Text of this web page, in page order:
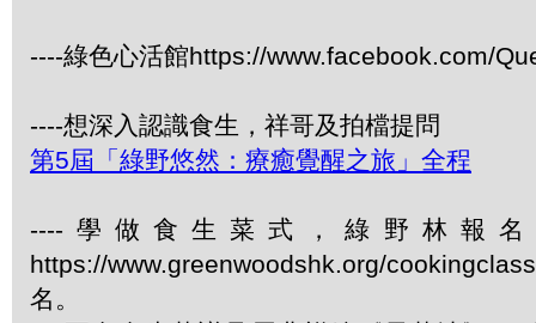
----綠色心活館https://www.facebook.com/
----想深入認識食生，祥哥及拍檔提問
第5屆「綠野悠然：療癒覺醒之旅」全程
----學做食生菜式，綠野林報
https://www.greenwoodshk.org/
名。